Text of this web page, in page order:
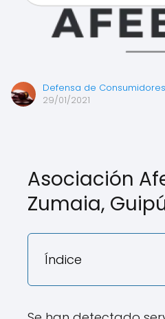
Defensa de Consumidores
29/01/2021
Asociación
Zumaia,
Índice